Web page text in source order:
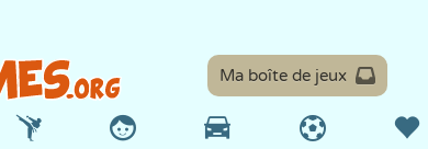
Ma boîte de jeux